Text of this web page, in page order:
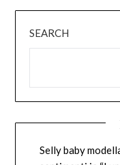
SEARCH
Selly baby